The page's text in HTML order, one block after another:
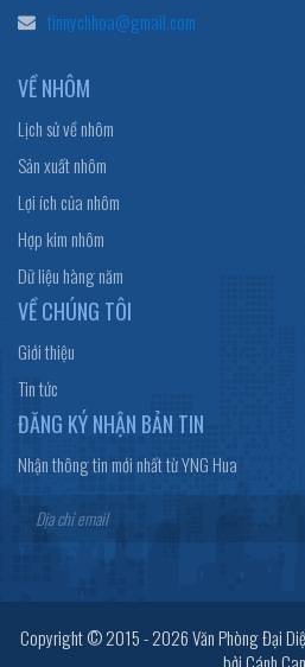
tinnychhoa@gmail.com
VỀ NHÔM
Lịch sử về nhôm
Sản xuất nhôm
Lợi ích của nhôm
Hợp kim nhôm
Dữ liệu hàng năm
VỀ CHÚNG TÔI
Giới thiệu
Tin tức
ĐĂNG KÝ NHẬN BẢN TIN
Nhận thông tin mới nhất từ YNG Hua
Copyright © 2015 - 2026 Văn Phòng Đại